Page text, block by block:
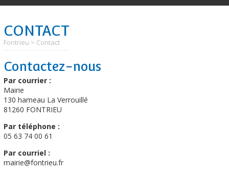
CONTACT
Fontrieu Contact
Contactez-nous
Par courrier :
Mairie
130 hameau La Verrouillé
81260 FONTRIEU
Par téléphone :
05 63 74 00 61
Par courriel :
mairie@fontrieu.fr
Gmap